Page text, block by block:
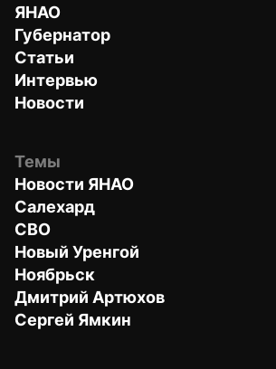
ЯНАО
Губернатор
Статьи
Интервью
Новости
Темы
Новости ЯНАО
Салехард
СВО
Новый Уренгой
Ноябрьск
Дмитрий Артюхов
Сергей Ямкин